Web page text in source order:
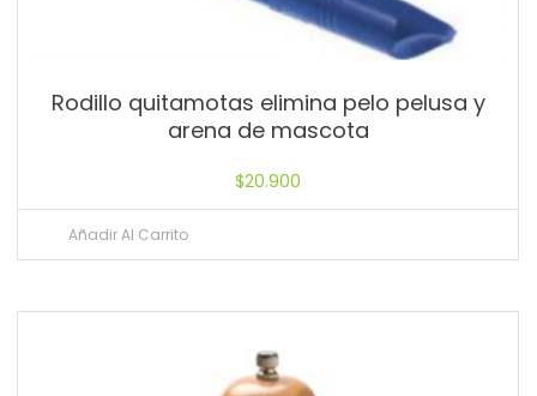
Rodillo quitamotas elimina pelo pelusa y
arena de mascota
$20.900
Añadir Al Carrito